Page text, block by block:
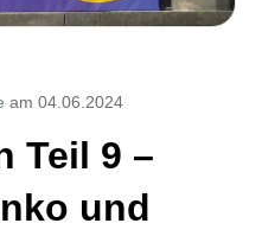
am 04.06.2024
Teil 9 –
und